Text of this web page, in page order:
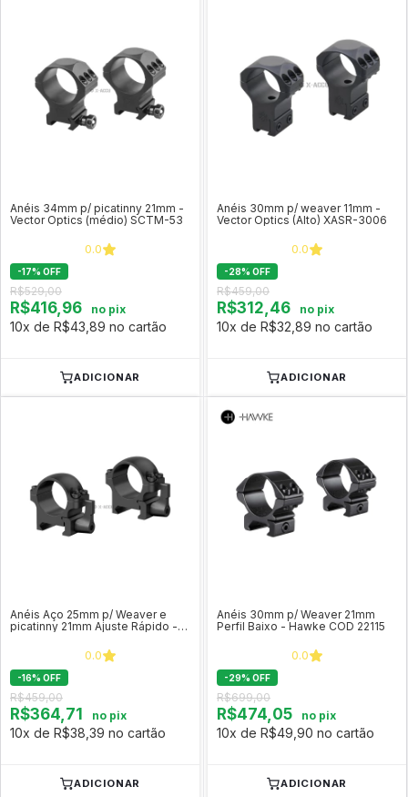
Anéis 34mm p/ picatinny 21mm -
Vector Optics (médio) SCTM-53
0.0
-17% OFF
R$529,00
R$416,96 no pix
10x de R$43,89 no cartão
ADICIONAR
Anéis 30mm p/ weaver 11mm -
Vector Optics (Alto) XASR-3006
0.0
-28% OFF
R$459,00
R$312,46 no pix
10x de R$32,89 no cartão
ADICIONAR
Anéis Aço 25mm p/ Weaver e
picatinny 21mm Ajuste Rápido -
0.0
-16% OFF
R$459,00
R$364,71 no pix
10x de R$38,39 no cartão
ADICIONAR
Anéis 30mm p/ Weaver 21mm
Perfil Baixo - Hawke COD 22115
0.0
-29% OFF
R$699,00
R$474,05 no pix
10x de R$49,90 no cartão
ADICIONAR